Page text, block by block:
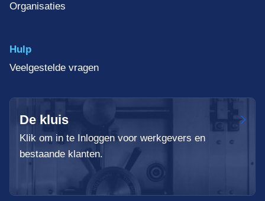
Organisaties
Hulp
Veelgestelde vragen
De kluis
Klik om in te Inloggen voor werkgevers en
bestaande klanten.